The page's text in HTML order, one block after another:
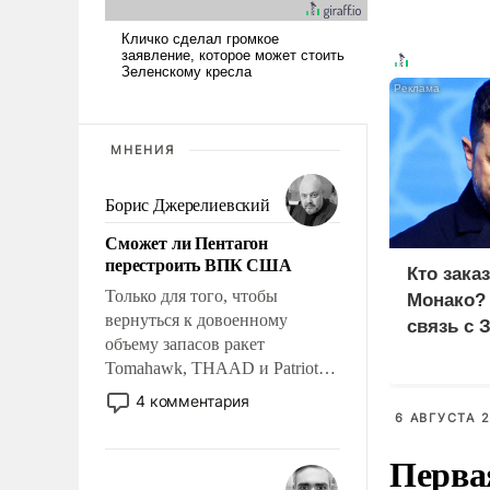
МНЕНИЯ
Борис Джерелиевский
Сможет ли Пентагон
перестроить ВПК США
Только для того, чтобы
вернуться к довоенному
объему запасов ракет
Tomahawk, THAAD и Patriot
США потребуется более трех
лет. Даже небольшая война с
4 комментария
Кто
связь с
6 АВГУСТА